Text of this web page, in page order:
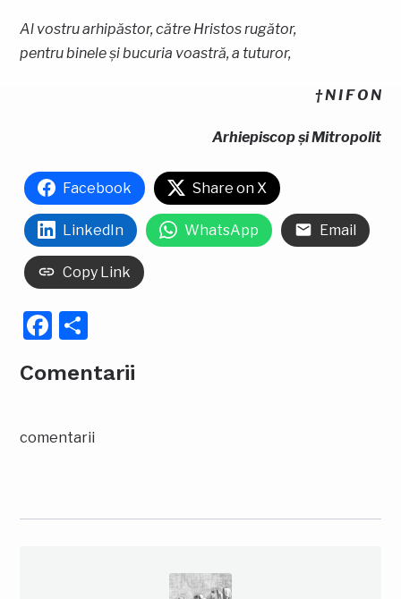
Al vostru arhipăstor, către Hristos rugător,
pentru binele şi bucuria voastră, a tuturor,
† N I F O N
Arhiepiscop şi Mitropolit
Facebook Share on X
LinkedIn WhatsApp Email
Copy Link
Facebook
Comentarii
comentarii